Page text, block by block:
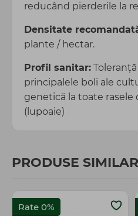
reducând pierderile la
Densitate
plante / hectar.
Profil sanitar:
principalele boli ale
genetică la toate rasele
(lupoaie)
PRODUSE
Rate 0%